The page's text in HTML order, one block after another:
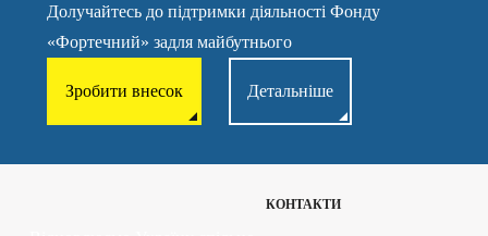
Долучайтесь до підтримки діяльності Фонду
«Фортечний» задля майбутнього
Зробити внесок Детальніше
КОНТАКТИ